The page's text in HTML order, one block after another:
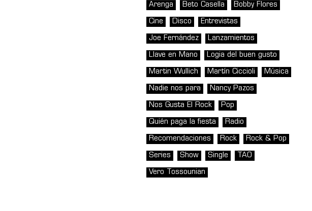
Arenga Beto Casella Bobby Flores
Cine Disco Entrevistas
Joe Fernández Lanzamientos
Llave en Mano Logia del buen gusto
Martin Wullich Martín Ciccioli Música
Nadie nos para Nancy Pazos
Nos Gusta El Rock Pop
Quién paga la fiesta Radio
Recomendaciones Rock Rock & Pop
Series Show Single TAO
Vero Tossounian